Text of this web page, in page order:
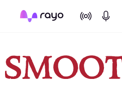
On Air